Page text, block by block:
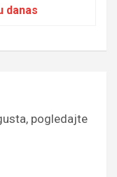
danas
pogledajte